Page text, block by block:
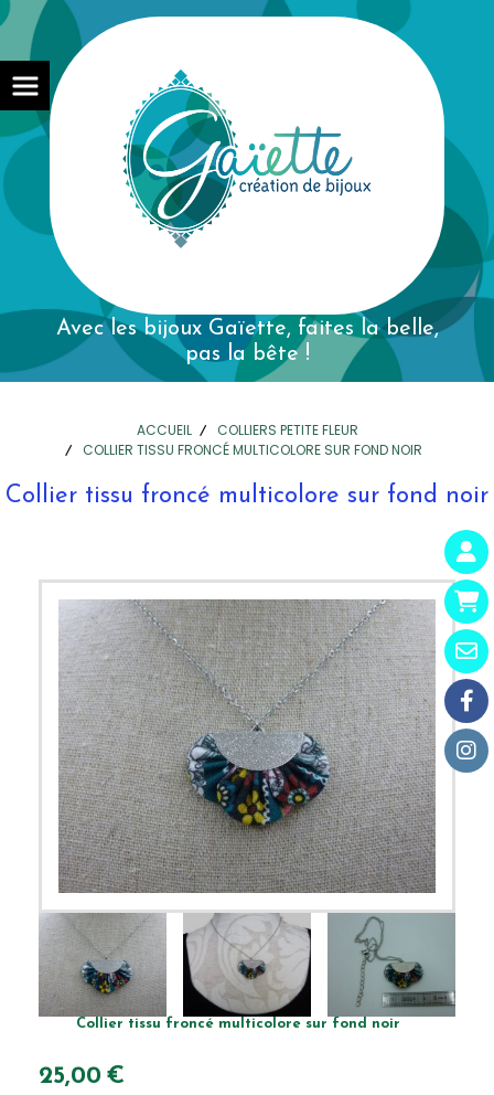
Avec les bijoux Gaïette, faites la belle,
pas la bête !
ACCUEIL
COLLIERS PETITE FLEUR
COLLIER TISSU FRONCÉ MULTICOLORE SUR FOND NOIR
Collier tissu froncé multicolore sur fond noir
Collier tissu froncé multicolore sur fond noir
25,00 €